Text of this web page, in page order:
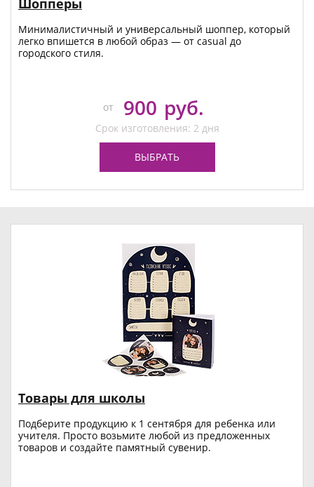
Минималистичный и универсальный шоппер, который
легко впишется в любой образ — от casual до
городского стиля.
от 900 руб.
Срок изготовления: 2 дня
ВЫБРАТЬ
Товары для школы
Подберите продукцию к 1 сентября для ребенка или
учителя. Просто возьмите любой из предложенных
товаров и создайте памятный сувенир.